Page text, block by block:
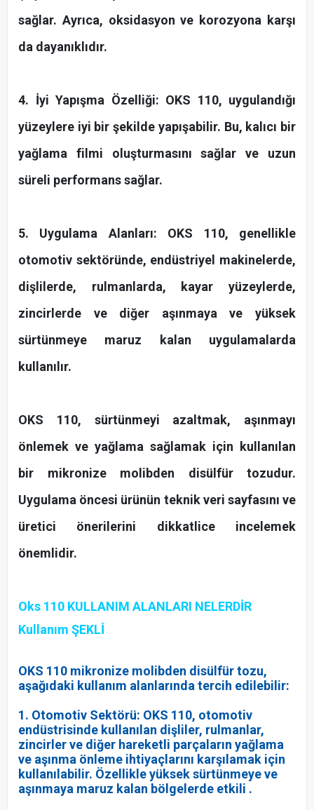
sağlar. Ayrıca, oksidasyon ve korozyona karşı
da dayanıklıdır.
4. İyi Yapışma Özelliği: OKS 110, uygulandığı
yüzeylere iyi bir şekilde yapışabilir. Bu, kalıcı bir
yağlama filmi oluşturmasını sağlar ve uzun
süreli performans sağlar.
5. Uygulama Alanları: OKS 110, genellikle
otomotiv sektöründe, endüstriyel makinelerde,
dişlilerde, rulmanlarda, kayar yüzeylerde,
zincirlerde ve diğer aşınmaya ve yüksek
sürtünmeye maruz kalan uygulamalarda
kullanılır.
OKS 110, sürtünmeyi azaltmak, aşınmayı
önlemek ve yağlama sağlamak için kullanılan
bir mikronize molibden disülfür tozudur.
Uygulama öncesi ürünün teknik veri sayfasını ve
üretici önerilerini dikkatlice incelemek
önemlidir.
Oks 110 KULLANIM ALANLARI NELERDİR
Kullanım ŞEKLİ
OKS 110 mikronize molibden disülfür tozu,
aşağıdaki kullanım alanlarında tercih edilebilir:
1. Otomotiv Sektörü: OKS 110, otomotiv
endüstrisinde kullanılan dişliler, rulmanlar,
zincirler ve diğer hareketli parçaların yağlama
ve aşınma önleme ihtiyaçlarını karşılamak için
kullanılabilir. Özellikle yüksek sürtünmeye ve
aşınmaya maruz kalan bölgelerde etkili .